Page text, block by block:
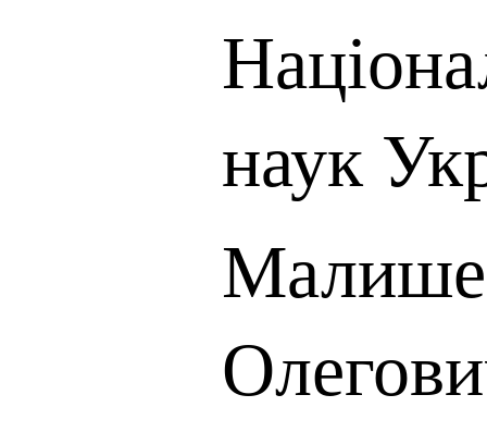
наук